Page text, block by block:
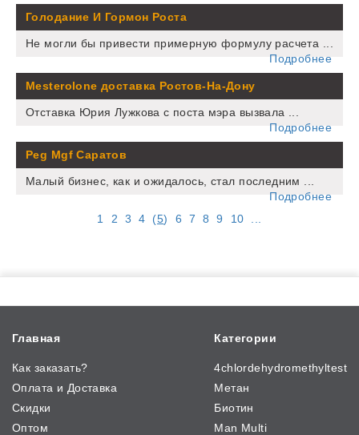
Голодание И Гормон Роста
Не могли бы привести примерную формулу расчета ...
Подробнее
Mesterolone доставка Ростов-На-Дону
Отставка Юрия Лужкова с поста мэра вызвала ...
Подробнее
Peg Mgf Саратов
Малый бизнес, как и ожидалось, стал последним ...
Подробнее
1
2 3 4 (5) 6 7 8 9 10
Главная
Как заказать?
Оплата и Доставка
Скидки
Оптом
Категории
4chlordehydromethyltest
Метан
Биотин
Man Multi